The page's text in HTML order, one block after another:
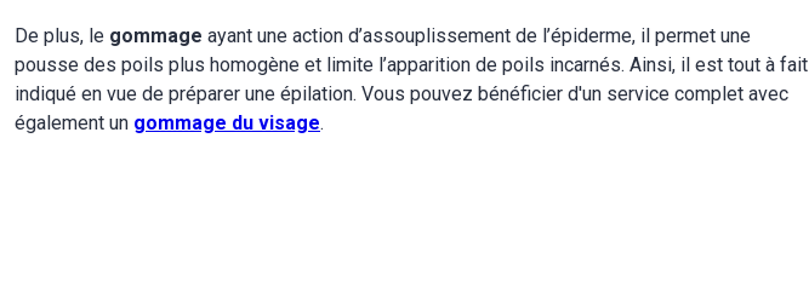
De plus, le gommage ayant une action d’assouplissement de l’épiderme, il permet une
pousse des poils plus homogène et limite l’apparition de poils incarnés. Ainsi, il est tout à fait
indiqué en vue de préparer une épilation. Vous pouvez bénéficier d'un service complet avec
également un gommage du visage.